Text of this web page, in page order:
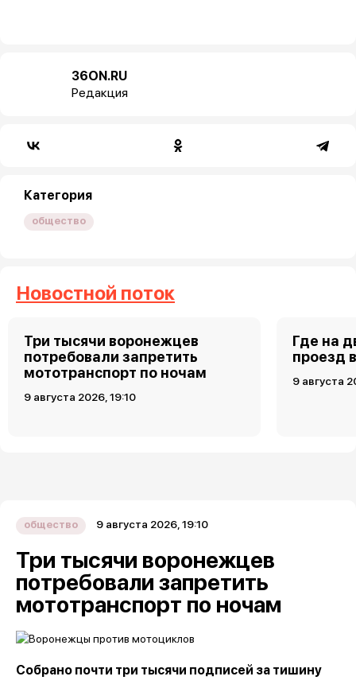
36ON.RU
Редакция
Категория
общество
Новостной поток
Три тысячи воронежцев
потребовали запретить
мототранспорт по ночам
9 августа 2026, 19:10
Где на
проезд
9 августа
общество 9 августа 2026, 19:10
Три тысячи воронежцев
потребовали запретить
мототранспорт по ночам
Собрано почти три тысячи подписей за тишину